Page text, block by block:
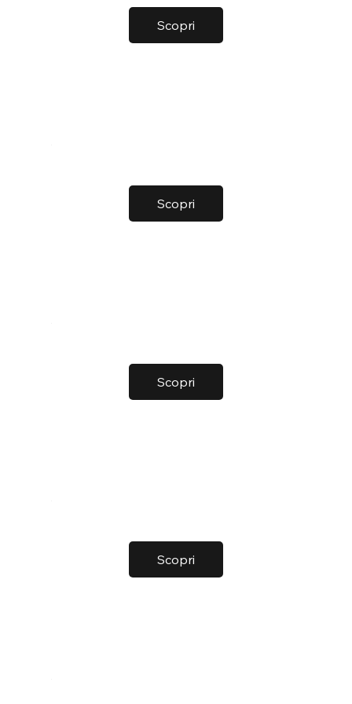
Scopri
Scopri
Scopri
Scopri